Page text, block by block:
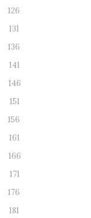
126
131
136
141
146
151
156
161
166
171
176
181